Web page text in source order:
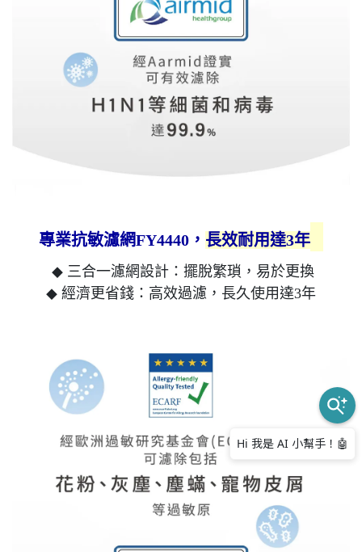
專業抗敏濾網FY4440， 長效耐用達3年
◆三合一濾網設計：擺脫繁瑣，易於更換
◆ 經濟更省錢：高效過濾，長久使用達3年